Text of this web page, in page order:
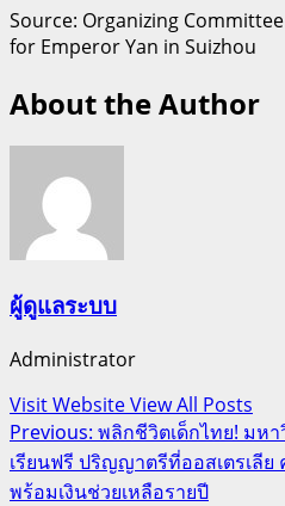
Source: Organizing
for Emperor Yan in Suizhou
About the Author
ผู้ดูแลระบบ
Administrator
Visit WebsiteView All Posts
Post
navigation
Previous: พลิกชีวิตเด็กไทย! มห
เรียนฟรี ปริญญาตรีที่ออสเตรเลี
พร้อมเงินช่วยเหลือรายปี